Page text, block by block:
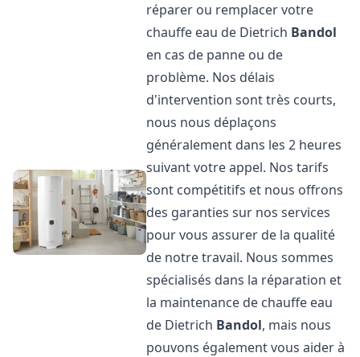
réparer ou remplacer votre
chauffe eau de Dietrich Bandol
en cas de panne ou de
problème. Nos délais
d'intervention sont très courts,
nous nous déplaçons
généralement dans les 2 heures
suivant votre appel. Nos tarifs
sont compétitifs et nous offrons
des garanties sur nos services
pour vous assurer de la qualité
de notre travail. Nous sommes
spécialisés dans la réparation et
la maintenance de chauffe eau
de Dietrich Bandol, mais nous
pouvons également vous aider à